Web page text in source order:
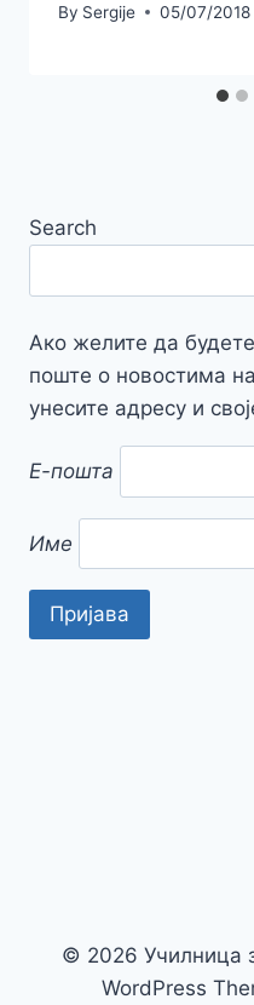
By Sergije 05/07/2018
Search
Ако желите да
поште о новостима на
унесите адресу и
Е-пошта
Име
© 2026 Училница
WordPress